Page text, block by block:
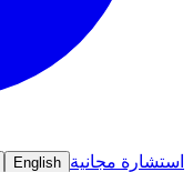
استشارة مجانية English